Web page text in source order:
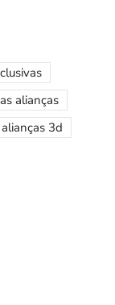
alianças
3d